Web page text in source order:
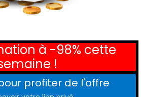
à -98% cette
!
profiter de l'offre